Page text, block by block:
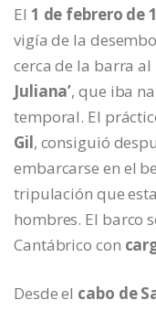
El 1 de febrero de
vigía de la
cerca de la barra al
Juliana’, que iba
temporal. El
Gil, consiguió
embarcarse en el
tripulación que
hombres. El barco
Cantábrico con
Desde el cabo de